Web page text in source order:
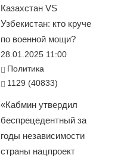
Казахстан VS
Узбекистан: кто круче
по военной мощи?
28.01.2025 11:00
Политика
1129 (40833)
«Кабмин утвердил
беспрецедентный за
годы независимости
страны нацпроект